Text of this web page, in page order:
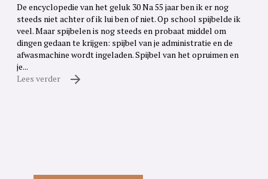
De encyclopedie van het geluk 30 Na 55 jaar ben ik er nog
steeds niet achter of ik lui ben of niet. Op school spijbelde ik
veel. Maar spijbelen is nog steeds en probaat middel om
dingen gedaan te krijgen: spijbel van je administratie en de
afwasmachine wordt ingeladen. Spijbel van het opruimen en
je...
Lees verder